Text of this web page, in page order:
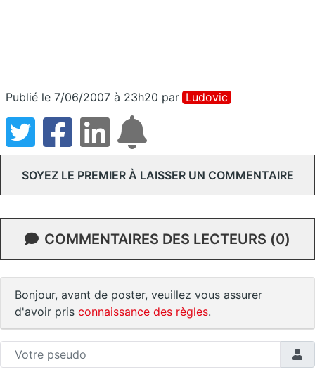
Publié le 7/06/2007 à 23h20 par Ludovic
SOYEZ LE PREMIER À LAISSER UN COMMENTAIRE
COMMENTAIRES DES LECTEURS (0)
Bonjour, avant de poster, veuillez vous assurer
d'avoir pris connaissance des règles.